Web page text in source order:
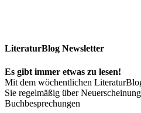
LiteraturBlog Newsletter
Es gibt immer etwas zu lesen!
Mit dem wöchentlichen
Sie regelmäßig über
Buchbesprechungen